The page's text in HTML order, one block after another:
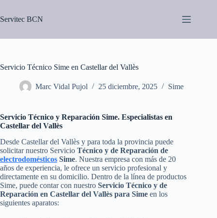
contenido
Servitec BCN
Servicio Técnico Sime en Castellar del Vallès
Marc Vidal Pujol 25 diciembre, 2025 Sime
Servicio Técnico y Reparación Sime. Especialistas en
Castellar del Vallès
Desde Castellar del Vallès y para toda la provincia puede
solicitar nuestro Servicio Técnico y de Reparación de
electrodomésticos Sime. Nuestra empresa con más de 20
años de experiencia, le ofrece un servicio profesional y
directamente en su domicilio. Dentro de la línea de productos
Sime, puede contar con nuestro Servicio Técnico y de
Reparación en Castellar del Vallès para Sime en los
siguientes aparatos: